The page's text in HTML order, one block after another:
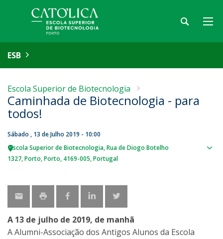
ESB
Escola Superior de Biotecnologia
Caminhada de Biotecnologia - para
todos!
Sábado , 13 de Julho 2019 - 10:00
Escola Superior de Biotecnologia Rua de Diogo Botelho
1327 Porto Porto 4169-005 Portugal
A 13 de julho de 2019, de manhã
A Alumni-Associação dos Antigos Alunos da Escola